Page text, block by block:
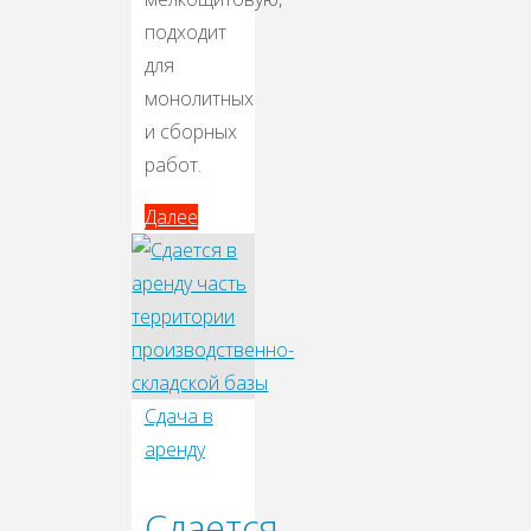
подходит
для
монолитных
и сборных
работ.
ДалееДалее
Сдача в
аренду